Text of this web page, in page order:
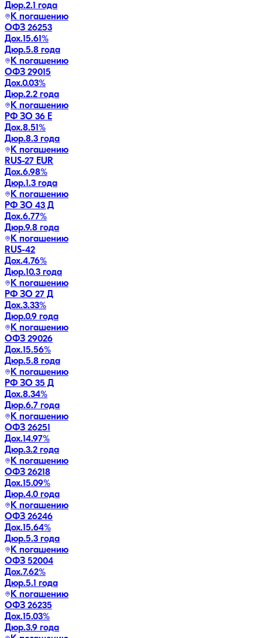
Дюр.2.1 года
К погашению
ОФЗ 26253
Дох.15.61%
Дюр.5.8 года
К погашению
ОФЗ 29015
Дох.0.03%
Дюр.2.2 года
К погашению
РФ ЗО 36 Е
Дох.8.51%
Дюр.8.3 года
К погашению
RUS-27 EUR
Дох.6.98%
Дюр.1.3 года
К погашению
РФ ЗО 43 Д
Дох.6.77%
Дюр.9.8 года
К погашению
RUS-42
Дох.4.76%
Дюр.10.3 года
К погашению
РФ ЗО 27 Д
Дох.3.33%
Дюр.0.9 года
К погашению
ОФЗ 29026
Дох.15.56%
Дюр.5.8 года
К погашению
РФ ЗО 35 Д
Дох.8.34%
Дюр.6.7 года
К погашению
ОФЗ 26251
Дох.14.97%
Дюр.3.2 года
К погашению
ОФЗ 26218
Дох.15.09%
Дюр.4.0 года
К погашению
ОФЗ 26246
Дох.15.64%
Дюр.5.3 года
К погашению
ОФЗ 52004
Дох.7.62%
Дюр.5.1 года
К погашению
ОФЗ 26235
Дох.15.03%
Дюр.3.9 года